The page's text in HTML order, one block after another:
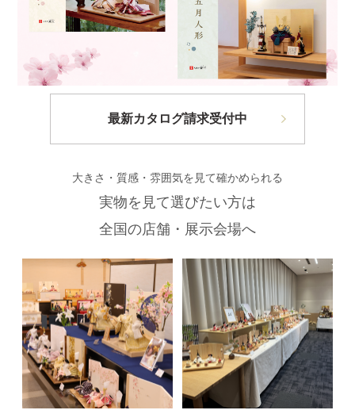
最新カタログ請求受付中
大きさ・質感・雰囲気を見て確かめられる
実物を見て選びたい方は
全国の店舗・展示会場へ